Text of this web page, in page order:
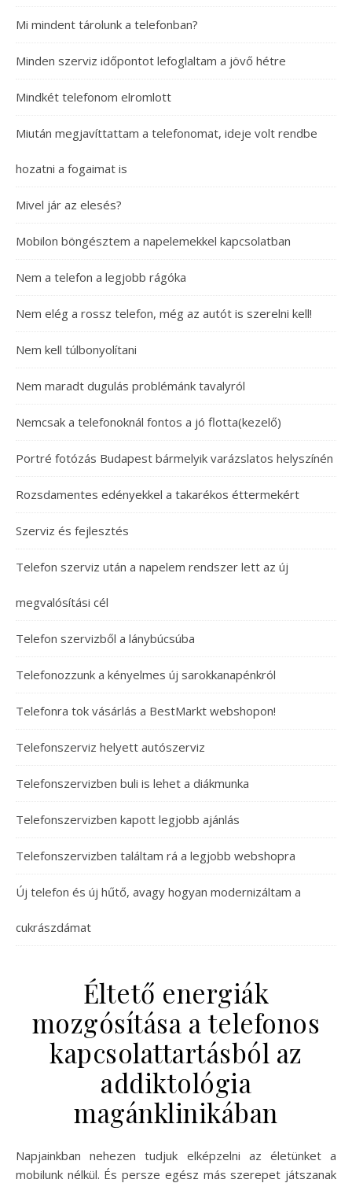
Mi mindent tárolunk a telefonban?
Minden szerviz időpontot lefoglaltam a jövő hétre
Mindkét telefonom elromlott
Miután megjavíttattam a telefonomat, ideje volt rendbe
hozatni a fogaimat is
Mivel jár az elesés?
Mobilon böngésztem a napelemekkel kapcsolatban
Nem a telefon a legjobb rágóka
Nem elég a rossz telefon, még az autót is szerelni kell!
Nem kell túlbonyolítani
Nem maradt dugulás problémánk tavalyról
Nemcsak a telefonoknál fontos a jó flotta(kezelő)
Portré fotózás Budapest bármelyik varázslatos helyszínén
Rozsdamentes edényekkel a takarékos éttermekért
Szerviz és fejlesztés
Telefon szerviz után a napelem rendszer lett az új
megvalósítási cél
Telefon szervizből a lánybúcsúba
Telefonozzunk a kényelmes új sarokkanapénkról
Telefonra tok vásárlás a BestMarkt webshopon!
Telefonszerviz helyett autószerviz
Telefonszervizben buli is lehet a diákmunka
Telefonszervizben kapott legjobb ajánlás
Telefonszervizben találtam rá a legjobb webshopra
Új telefon és új hűtő, avagy hogyan modernizáltam a
cukrászdámat
Éltető energiák
mozgósítása a telefonos
kapcsolattartásból az
addiktológia
magánklinikában
Napjainkban nehezen tudjuk elképzelni az életünket a
mobilunk nélkül. És persze egész más szerepet játszanak